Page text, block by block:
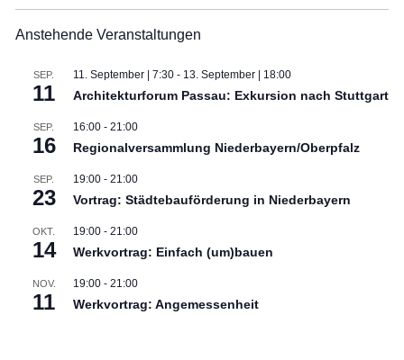
Anstehende Veranstaltungen
SEP.
11
11. September | 7:30- 13. September | 18:00
Architekturforum Passau: Exkursion nach Stuttgart
SEP.
16
16:00- 21:00
Regionalversammlung Niederbayern/Oberpfalz
SEP.
23
19:00- 21:00
Vortrag: Städtebauförderung in Niederbayern
OKT.
14
19:00- 21:00
Werkvortrag: Einfach (um)bauen
NOV.
11
19:00- 21:00
Werkvortrag: Angemessenheit